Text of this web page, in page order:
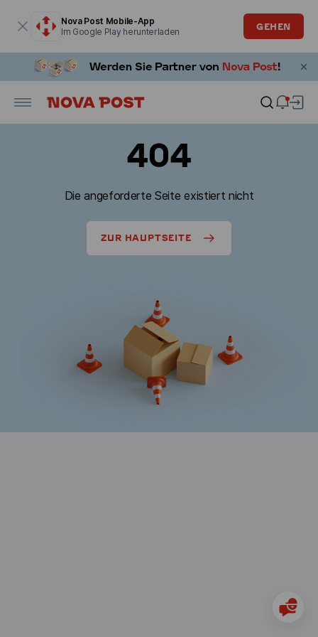
Nova Post Mobile-App
Im Google Play herunterladen
GEHEN
404
Die angeforderte Seite existiert nicht
ZUR HAUPTSEITE